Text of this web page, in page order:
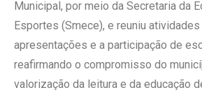
Municipal, por meio da Secretaria da
Esportes (Smece), e reuniu
apresentações e a participação de
reafirmando o compromisso do
valorização da leitura e da educação